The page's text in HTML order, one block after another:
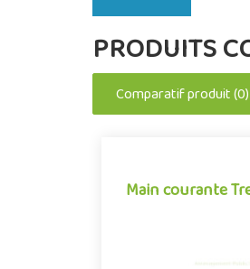
PRODUITS
Comparatif produit (0)
Main courante